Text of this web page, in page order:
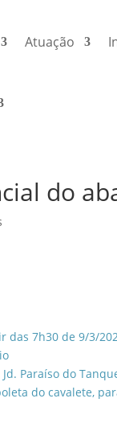
Atuação
do
das 7h30 de 9/3/
Paraíso do
do cavalete,